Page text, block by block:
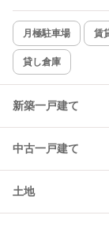
月極駐車場 賃
貸し倉庫
新築一戸建て
中古一戸建て
土地